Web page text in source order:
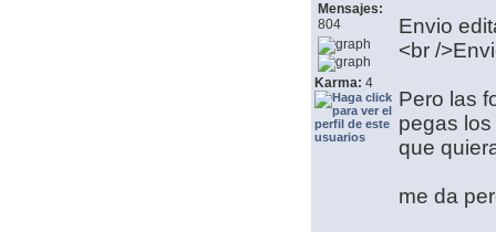
Mensajes:
804
Karma: 4
Envio
<br /
Pero las
pegas
que
me da